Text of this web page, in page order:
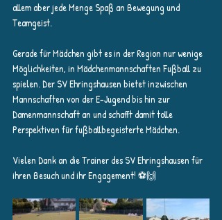
allem aber jede Menge Spaß an Bewegung und
Teamgeist.
Gerade für Mädchen gibt es in der Region nur wenige
Möglichkeiten, in Mädchenmannschaften Fußball zu
spielen. Der SV Ehringshausen bietet inzwischen
Mannschaften von der E-Jugend bis hin zur
Damenmannschaft an und schafft damit tolle
Perspektiven für fußballbegeisterte Mädchen.
Vielen Dank an die Trainer des SV Ehringshausen für
ihren Besuch und ihr Engagement! ⚽🙌